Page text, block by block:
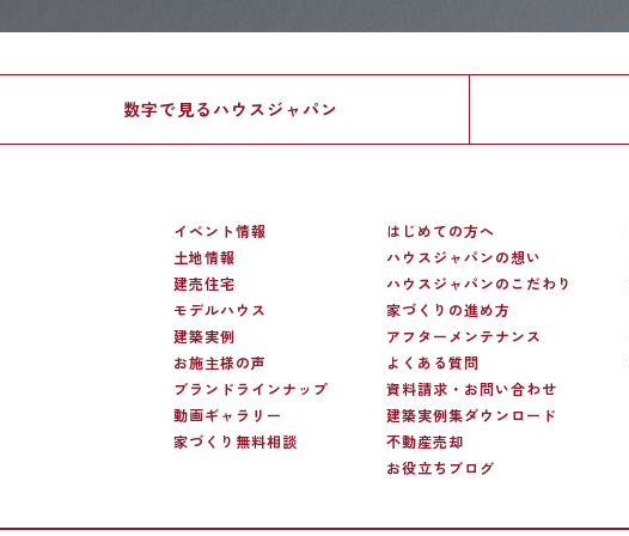
数字で見る ハウスジャパン
イベント情報
土地情報
建売住宅
モデルハウス
建築実例
お施主様の声
ブランドラインナップ
動画ギャラリー
家づくり無料相談
はじめての方へ
ハウスジャパンの想い
ハウスジャパンのこだわり
家づくりの進め方
アフターメンテナンス
よくある質問
資料請求・お問い合わせ
建築実例集ダウンロード
不動産売却
お役立ちブログ